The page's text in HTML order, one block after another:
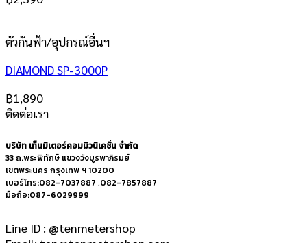
ตัวกันฟ้า/อุปกรณ์อื่นฯ
DIAMOND SP-3000P
฿1,890
ติดต่อเรา
บริษัท เท็นมิเตอร์คอมมิวนิเคชั่น จำกัด
33 ถ.พระพิทักษ์ แขวงวังบูรพาภิรมย์
เขตพระนคร กรุงเทพ ฯ 10200
เบอร์โทร:082-7037887 ,082-7857887
มือถือ:087-6029999
Line ID : @tenmetershop